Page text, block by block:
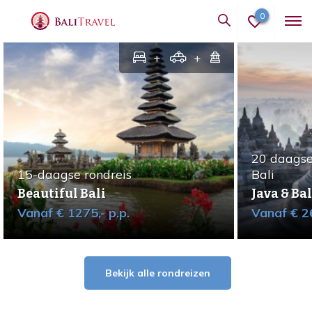
0
o
i
g
h
t
15-daagse rondreis
Beautiful Bali
Vanaf € 1275,- p.p.
20
Bali
Java &
Vanaf €
Bekijk alle rondreizen